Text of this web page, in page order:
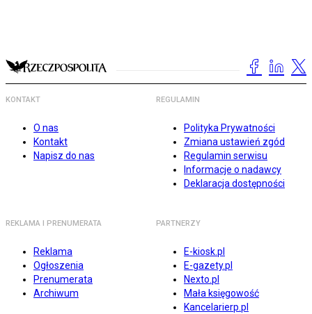
KONTAKT
O nas
Kontakt
Napisz do nas
REGULAMIN
Polityka Prywatności
Zmiana ustawień zgód
Regulamin serwisu
Informacje o nadawcy
Deklaracja dostępności
REKLAMA I PRENUMERATA
Reklama
Ogłoszenia
Prenumerata
Archiwum
PARTNERZY
E-kiosk.pl
E-gazety.pl
Nexto.pl
Mała księgowość
Kancelarierp.pl